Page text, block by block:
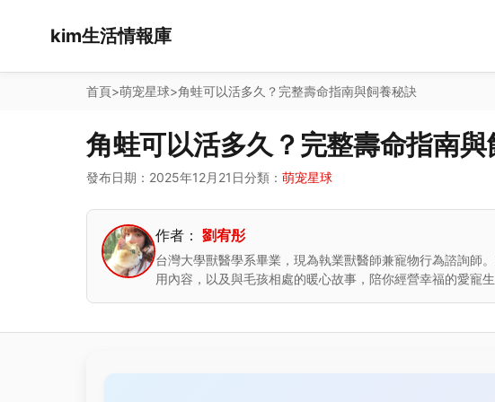
kim生活情報庫
首頁>萌宠星球>角蛙可以活多久？完整壽命指南與飼養秘訣
角蛙可以活多久？完整壽命指南與
發布日期：2025年12月21日分類： 萌宠星球
作者： 劉宥彤
台灣大學獸醫學系畢業，現為執業獸醫師兼寵物行為諮詢師
用內容，以及與毛孩相處的暖心故事，陪你經營幸福的愛寵生